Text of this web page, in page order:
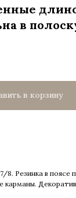
в
в корзину
8. Резинка в поясе